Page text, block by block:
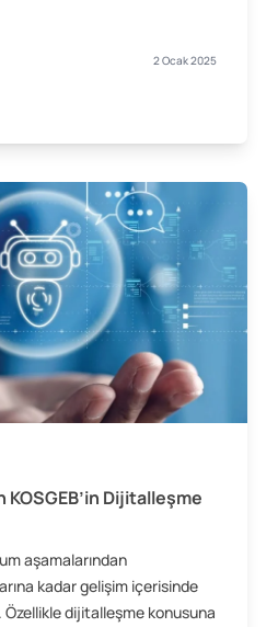
2 Ocak 2025
Dijitalleşme
aşamalarından
kadar gelişim içerisinde
Özellikle dijitalleşme konusuna